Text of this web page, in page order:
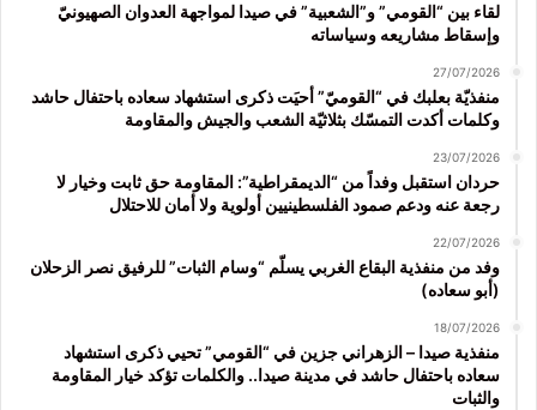
لقاء بين “القومي” و”الشعبية” في صيدا لمواجهة العدوان الصهيونيّ
وإسقاط مشاريعه وسياساته
27/07/2026
منفذيّة بعلبك في “القوميّ” أحيَت ذكرى استشهاد سعاده باحتفال حاشد
وكلمات أكدت التمسّك بثلاثيّة الشعب والجيش والمقاومة
23/07/2026
حردان استقبل وفداً من “الديمقراطية”: المقاومة حق ثابت وخيار لا
رجعة عنه ودعم صمود الفلسطينيين أولوية ولا أمان للاحتلال
22/07/2026
وفد من منفذية البقاع الغربي يسلّم “وسام الثبات” للرفيق نصر الزحلان
(أبو سعاده)
18/07/2026
منفذية صيدا – الزهراني جزين في “القومي” تحيي ذكرى استشهاد
سعاده باحتفال حاشد في مدينة صيدا.. والكلمات تؤكد خيار المقاومة
والثبات